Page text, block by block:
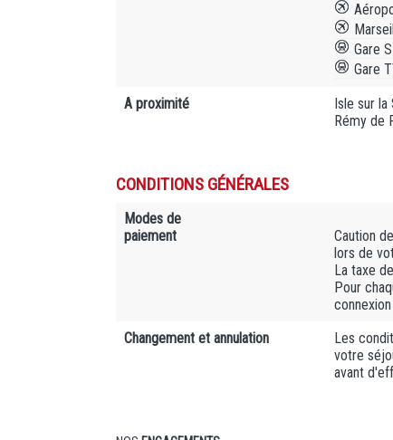
Gare
Gare
A proximité
Isle sur
Rémy de
CONDITIONS GÉNÉRALES
Modes de
paiement
Caution
lors de
La taxe
Pour
Changement et annulation
Les
votre
avant